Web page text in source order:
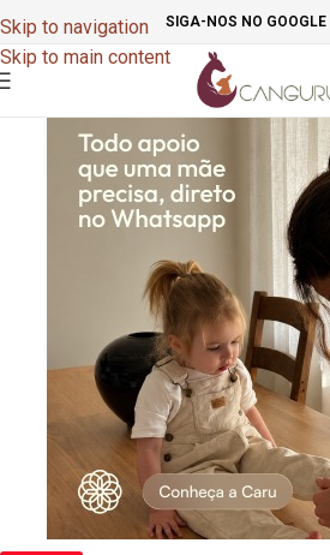
Skip to navigation
Skip to main content
SIGA-NOS NO GOOGLE